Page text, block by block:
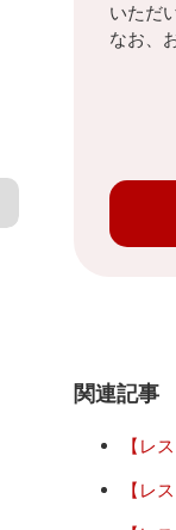
いただ
なお、
関連記事
【レ
【レ